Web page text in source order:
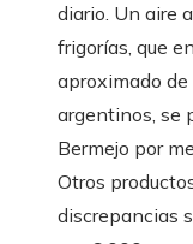
diario. Un aire
frigorías, que
aproximado
argentinos, se
Bermejo por
Otros
discrepancias